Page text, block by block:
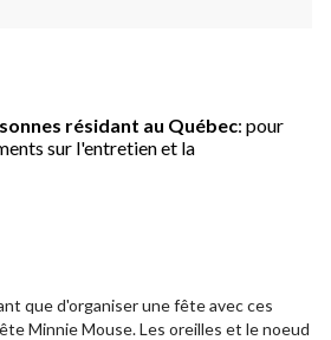
résidant au Québec: pour
sur l'entretien et la
que d'organiser une fête avec ces
Minnie Mouse. Les oreilles et le noeud